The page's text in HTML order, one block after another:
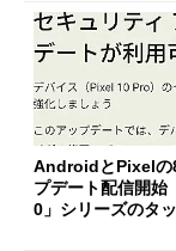
AndroidとPixelの
プデート配信開
0」シリーズのタ